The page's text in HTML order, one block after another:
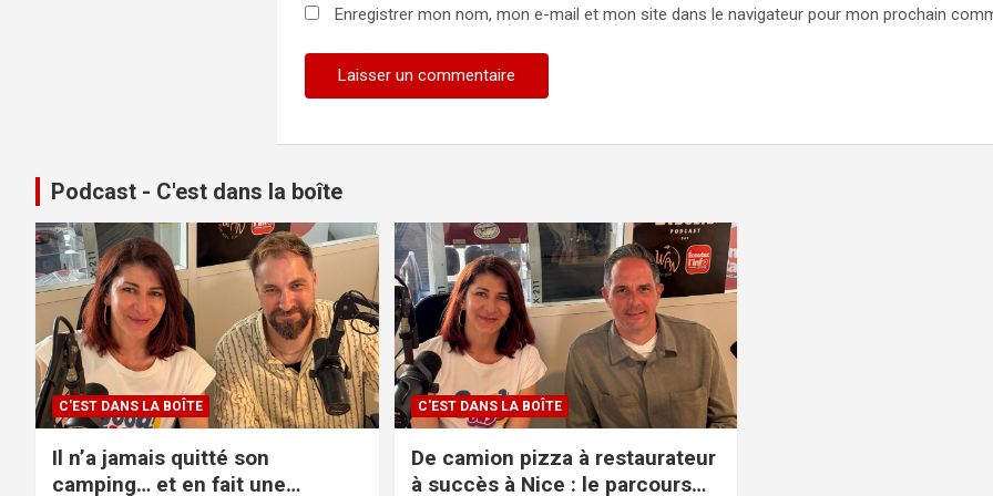
Enregistrer mon nom, mon e-mail et mon site dans le navigateur pour mon prochain
Podcast - C'est dans la boîte
C'EST DANS LA BOÎTE
Il n’a jamais quitté son
camping… et en fait une
C'EST DANS LA BOÎTE
De camion pizza à restaurateur
à succès à Nice : le parcours